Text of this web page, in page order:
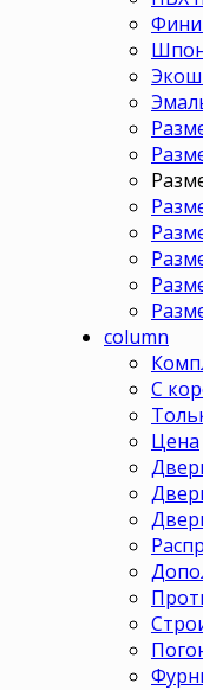
column
С
Цена